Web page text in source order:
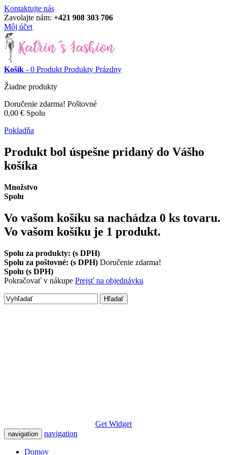
Kontaktujte nás
Zavolajte nám: +421 908 303 706
Môj účet
Košík - 0 Produkt Produkty Prázdny
Žiadne produkty
Doručenie zdarma! Poštovné
0,00 € Spolu
Pokladňa
Produkt bol úspešne pridaný do Vášho
košíka
Množstvo
Spolu
Vo vašom košíku sa nachádza 0 ks tovaru.
Vo vašom košíku je 1 produkt.
Spolu za produkty: (s DPH)
Spolu za poštovné: (s DPH) Doručenie zdarma!
Spolu (s DPH)
Pokračovať v nákupe Prejsť na objednávku
Hľadať
Get Widget
navigation navigation
Domov